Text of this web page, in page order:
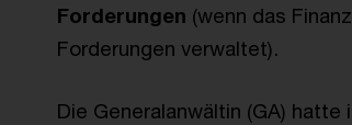
Forderungen (wenn das
Forderungen verwaltet).
Die Generalanwältin (GA) hatte